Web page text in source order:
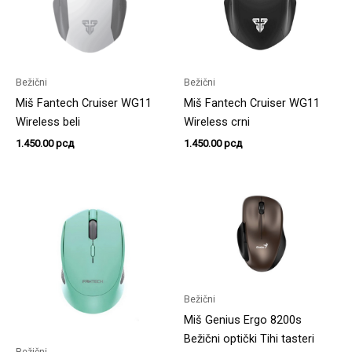
Bežični
Miš Fantech Cruiser WG11
Wireless beli
1.450.00рсд
Bežični
Miš Fantech Cruiser WG11
Wireless crni
1.450.00рсд
Bežični
Miš Genius Ergo 8200s
Bežični optički Tihi tasteri